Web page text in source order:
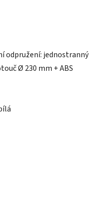
odpružení:
Ø 230 mm + ABS